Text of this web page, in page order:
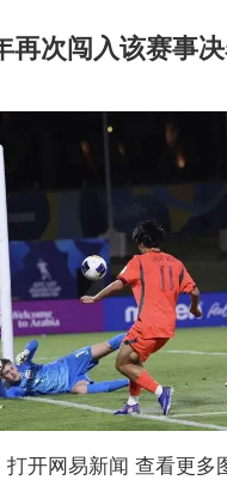
再次闯入该赛事
打开网易新闻 查看更多